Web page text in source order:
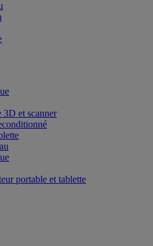
et scanner
portable et tablette